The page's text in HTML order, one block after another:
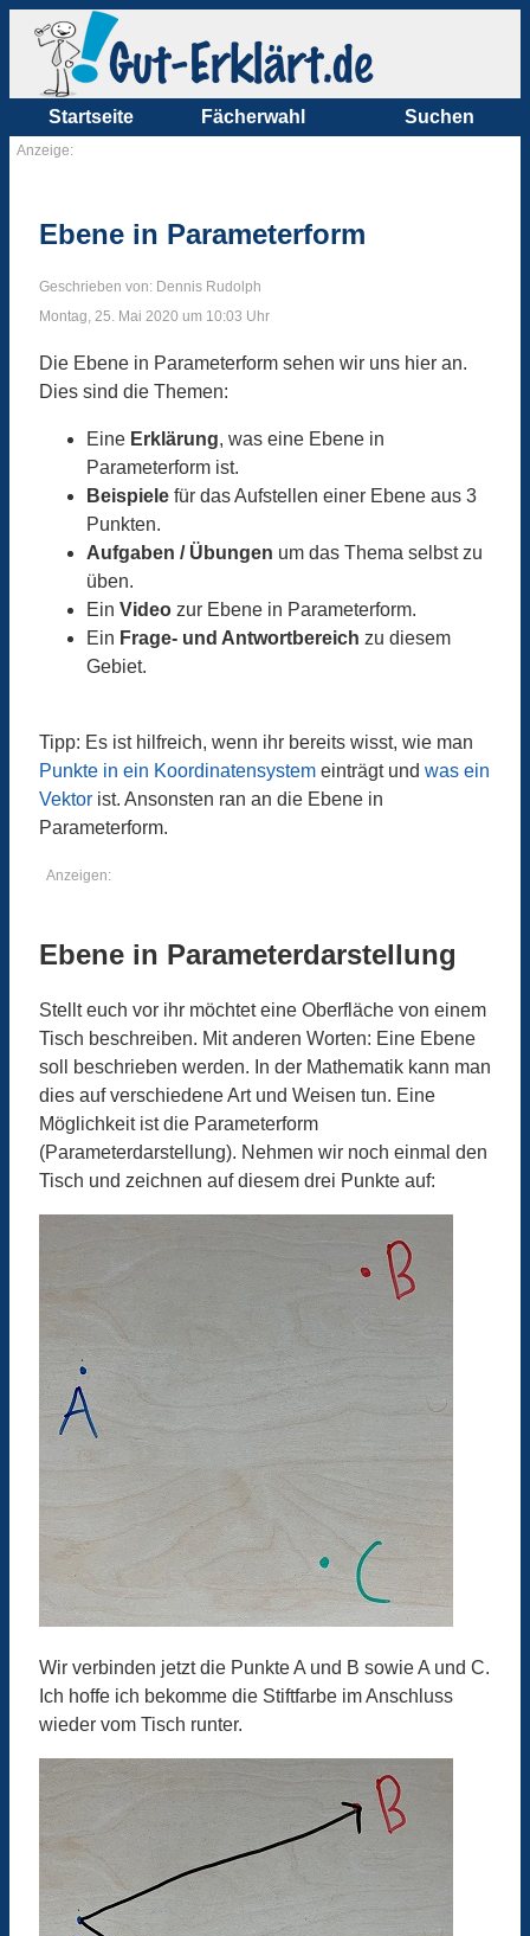
Startseite Fächerwahl Suchen
Anzeige:
Ebene in Parameterform
Geschrieben von: Dennis Rudolph
Montag, 25. Mai 2020 um 10:03 Uhr
Die Ebene in Parameterform sehen wir uns hier an.
Dies sind die Themen:
Eine Erklärung, was eine Ebene in
Parameterform ist.
Beispiele für das Aufstellen einer Ebene aus 3
Punkten.
Aufgaben / Übungen um das Thema selbst zu
üben.
Ein Video zur Ebene in Parameterform.
Ein Frage- und Antwortbereich zu diesem
Gebiet.
Tipp: Es ist hilfreich, wenn ihr bereits wisst, wie man
Punkte in ein Koordinatensystem einträgt und was ein
Vektor ist. Ansonsten ran an die Ebene in
Parameterform.
Anzeigen:
Ebene in Parameterdarstellung
Stellt euch vor ihr möchtet eine Oberfläche von einem
Tisch beschreiben. Mit anderen Worten: Eine Ebene
soll beschrieben werden. In der Mathematik kann man
dies auf verschiedene Art und Weisen tun. Eine
Möglichkeit ist die Parameterform
(Parameterdarstellung). Nehmen wir noch einmal den
Tisch und zeichnen auf diesem drei Punkte auf:
Wir verbinden jetzt die Punkte A und B sowie A und C.
Ich hoffe ich bekomme die Stiftfarbe im Anschluss
wieder vom Tisch runter.